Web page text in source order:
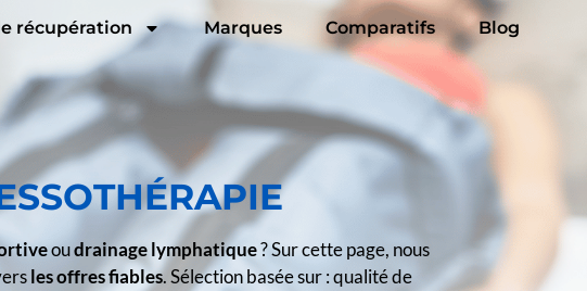
récupération Marques Comparatifs Blog
oudrainage lymphatique? Sur cette page, nous
les offres fiables. Sélection basée sur : qualité de